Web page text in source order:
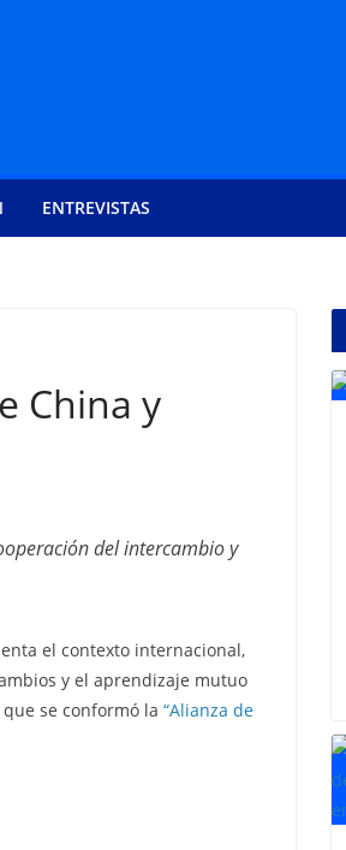
ENTREVISTAS
China y
del intercambio y
el contexto internacional,
y el aprendizaje mutuo
se conformó la “Alianza de